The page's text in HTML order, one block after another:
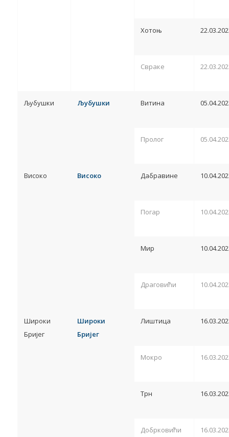
Хотоњ
Свраке
Љубушки Љубушки Витина
Пролог
Високо Високо Дабравине
Погар
Мир
Драговићи
Широки
Бријег
Широки
Бријег
Лиштица
Мокро
Трн
Добрковићи